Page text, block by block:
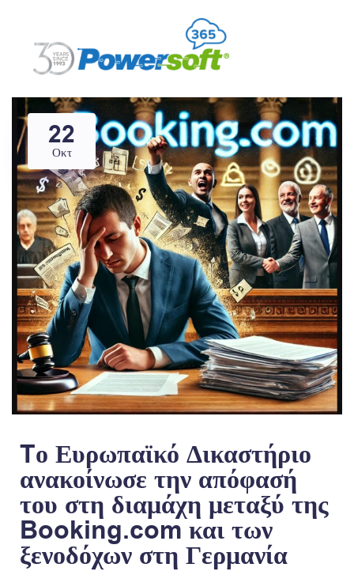
22
Οκτ
Tο Ευρωπαϊκό Δικαστήριο
ανακοίνωσε την απόφασή
του στη διαμάχη μεταξύ της
Booking.com και των
ξενοδόχων στη Γερμανία